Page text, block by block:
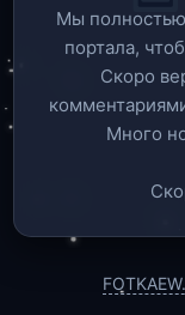
Мы
портала,
Скоро
Много